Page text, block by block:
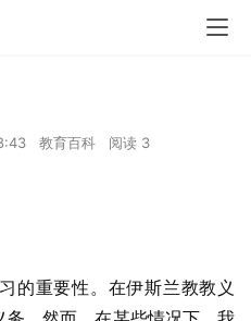
教育百科 阅读 3
的重要性。在伊斯兰教教义